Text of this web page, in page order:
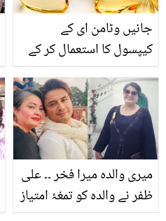
جانیں وٹامن ای کے
کیپسول کا استعمال کر کے
طرح رکھ سکتے ہیں اور پا
سکتے نکھرا ہوا بے داغ
چہرہ وہ بھی آسانی سے
میری والدہ میرا فخر ۔۔ علی
ظفر نے والدہ کو تمغۂ امتیاز